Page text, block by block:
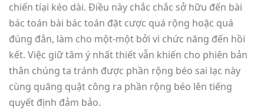
chiến tíại kéo dài. Điều này chắc chắc sở hữu đến bài
bác toán bài bác toán đặt cược quá rộng hoặc quá
đúng đắn, làm cho một-một bởi vì chức năng đến hồi
kết. Việc giữ tâm ý nhất thiết vẫn khiến cho phiên bản
thân chúng ta tránh được phần rộng béo sai lạc này
cùng quăng quật công ra phần rộng béo lên tiếng
quyết định đảm bảo.